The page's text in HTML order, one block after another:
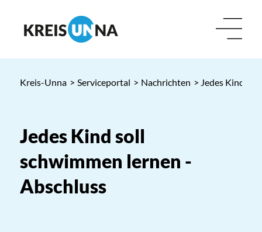
Kreis-Unna > Serviceportal > Nachrichten > Jedes Kind
Jedes Kind soll
schwimmen lernen -
Abschluss